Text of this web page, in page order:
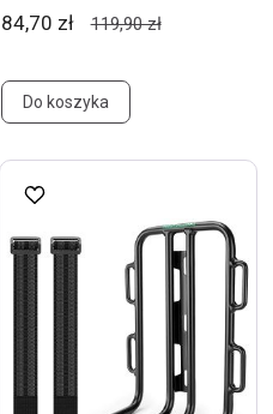
84,70 zł 119,90 zł
Do koszyka